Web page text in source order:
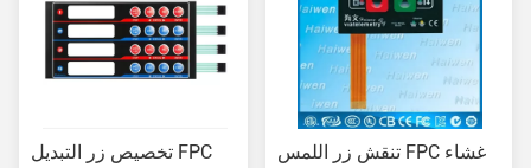
تخصيص زر التبديل FPC
تنقش زر اللمس FPC غشاء